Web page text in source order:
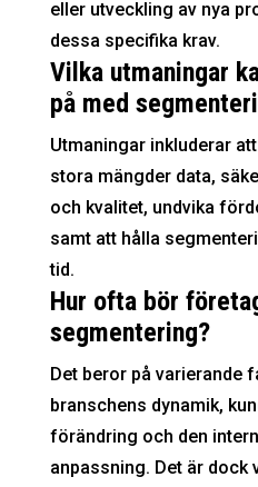
eller utveckling av nya
dessa specifika krav.
Vilka utmaningar
på med
Utmaningar inkluderar
stora mängder data,
och kvalitet, undvika
samt att hålla
tid.
Hur ofta bör
segmentering?
Det beror på varierande
branschens dynamik,
förändring och den
anpassning. Det är